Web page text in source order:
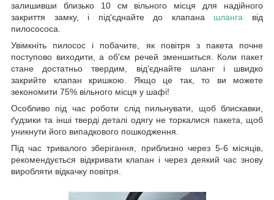
залишивши близько 10 см вільного місця для надійного
закриття замку, і під'єднайте до клапана шланга від
пилосососа.
Увімкніть пилосос і побачите, як повітря з пакета почне
поступово виходити, а об'єм речей зменшиться. Коли пакет
стане достатньо твердим, від'єднайте шланг і швидко
закрийте клапан кришкою. Якщо це так, то ви можете
зекономити 75% вільного місця у шафі!
Особливо під час роботи слід пильнувати, щоб блискавки,
ґудзики та інші тверді деталі одягу не торкалися пакета, щоб
уникнути його випадкового пошкодження.
Під час тривалого зберігання, приблизно через 5-6 місяців,
рекомендується відкривати клапан і через деякий час знову
виробляти відкачку повітря.